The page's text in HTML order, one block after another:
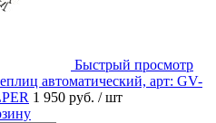
Быстрый просмотр
автоматический, арт: GV-
1 950 руб. / шт